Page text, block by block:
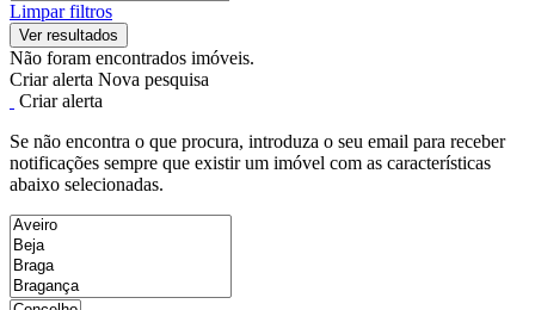
Limpar filtros
Não foram encontrados imóveis.
Criar alerta Nova pesquisa
Criar alerta
Se não encontra o que procura, introduza o seu email para receber
notificações sempre que existir um imóvel com as características
abaixo selecionadas.